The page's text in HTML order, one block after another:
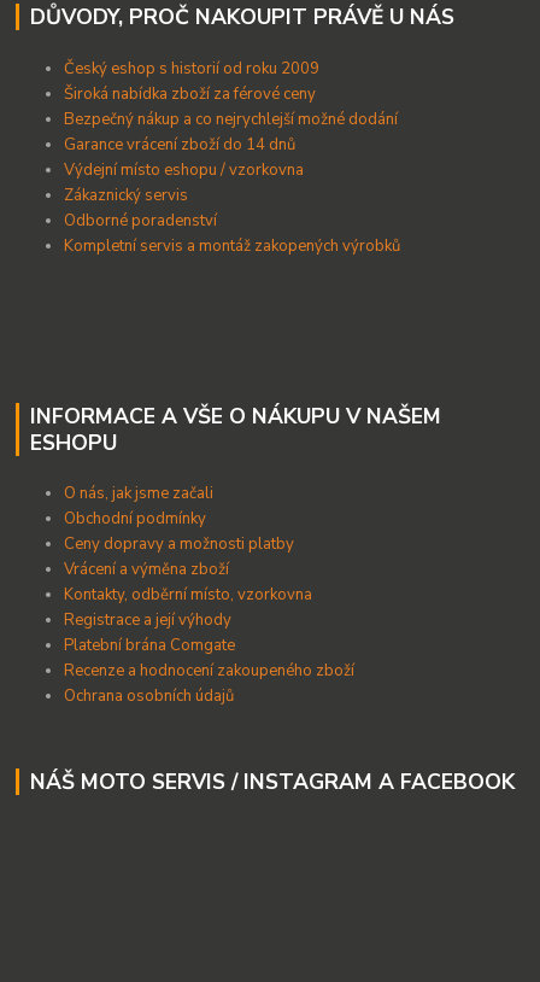
DŮVODY, PROČ NAKOUPIT PRÁVĚ U NÁS
Český eshop s historií od roku 2009
Široká nabídka zboží za férové ceny
Bezpečný nákup a co nejrychlejší možné dodání
Garance vrácení zboží do 14 dnů
Výdejní místo eshopu / vzorkovna
Zákaznický servis
Odborné poradenství
Kompletní servis a montáž zakopených výrobků
INFORMACE A VŠE O NÁKUPU V NAŠEM
ESHOPU
O nás, jak jsme začali
Obchodní podmínky
Ceny dopravy a možnosti platby
Vrácení a výměna zboží
Kontakty, odběrní místo, vzorkovna
Registrace a její výhody
Platební brána Comgate
Recenze a hodnocení zakoupeného zboží
Ochrana osobních údajů
NÁŠ MOTO SERVIS / INSTAGRAM A FACEBOOK